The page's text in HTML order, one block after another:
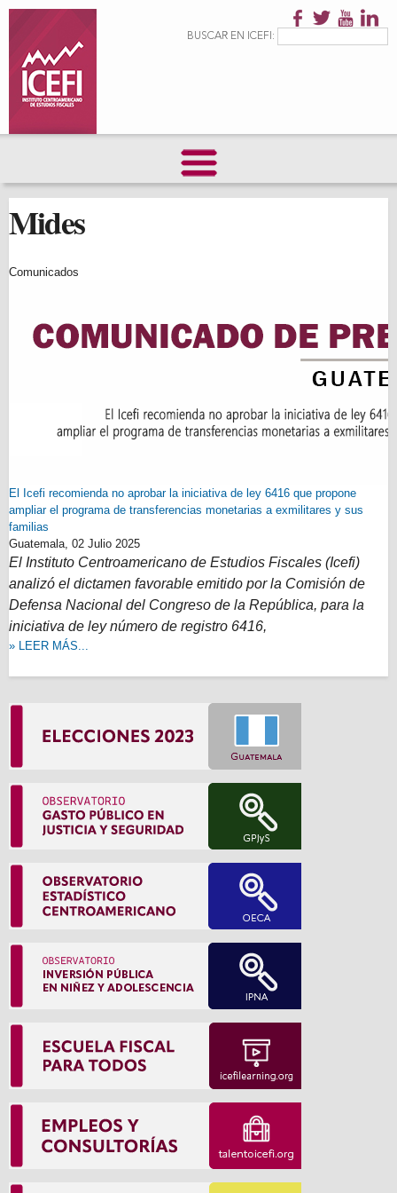
principalFormulario de
BUSCAR EN ICEFI:
Mides
Comunicados
El Icefi recomienda no aprobar la iniciativa de ley 6416 que propone
ampliar el programa de transferencias monetarias a exmilitares y sus
familias
Guatemala, 02 Julio 2025
El Instituto Centroamericano de Estudios Fiscales (Icefi)
analizó el dictamen favorable emitido por la Comisión de
Defensa Nacional del Congreso de la República, para la
iniciativa de ley número de registro 6416,
» LEER MÁS...